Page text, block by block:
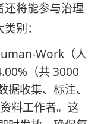
还将能参与治理
别：
Work（人
（共 3000
收集、标注、
料工作者。这